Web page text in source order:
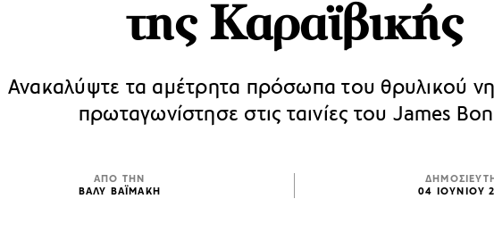
της Καραϊβικής
Ανακαλύψτε τα αμέτρητα πρόσωπα του θρυλικού
πρωταγωνίστησε στις ταινίες του James
ΑΠΟ ΤΗΝ
ΒΑΛΥ ΒΑΪΜΑΚΗ
04 ΙΟΥΝΙΟΥ